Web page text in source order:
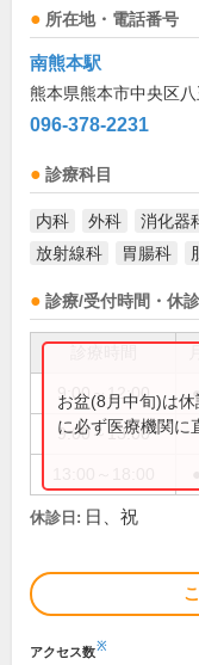
所在地・電話番号
南熊本駅
熊本県熊本市中央区
096-378-2231
診療科目
内科 外科 消化器
放射線科
胃腸科
診療/受付時間・休
9:00～12:00
9:00～13:00
お盆(8月中旬)は
に必ず医療機関に
休診日: 日、祝
アクセス数※